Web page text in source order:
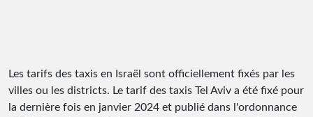
Les tarifs des taxis en Israël sont officiellement fixés par les
villes ou les districts. Le tarif des taxis Tel Aviv a été fixé pour
la dernière fois en janvier 2024 et publié dans l'ordonnance